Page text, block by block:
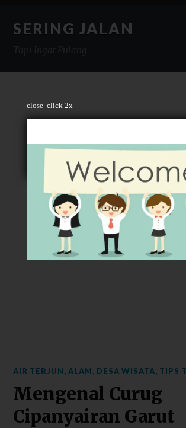
close click 2x
SERING JALAN
AIR TERJUN, ALAM, DESA WISATA, TIPS
Mengenal Curug
Cipanyairan Garut